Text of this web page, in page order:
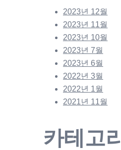
2023년 12월
2023년 11월
2023년 10월
2023년 7월
2023년 6월
2022년 3월
2022년 1월
2021년 11월
카테고리